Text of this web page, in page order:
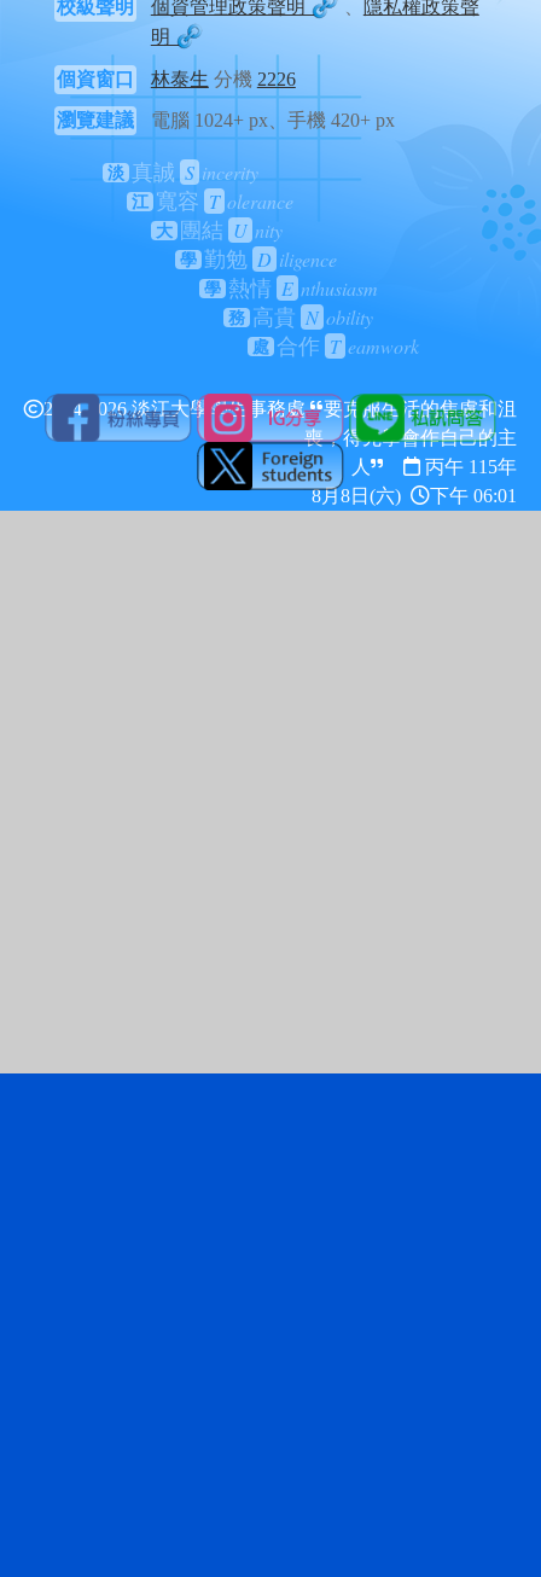
校級聲明 個資管理政策聲明
隱私權政策聲
明
個資窗口 林泰生 分機 2226
瀏覽建議
電腦 1024+ px、手機 420+ px
淡 真誠 S incerity
江 寬容 T olerance
大 團結 U nity
學 勤勉 D iligence
學 熱情 E nthusiasm
務 高貴 N obility
處 合作 T eamwork
2024-2026 淡江大學學生事務處
要克服生活的焦慮和沮
喪，得先學會作自己的主
人
丙午 115年
8月8日(六)
下午 06:01